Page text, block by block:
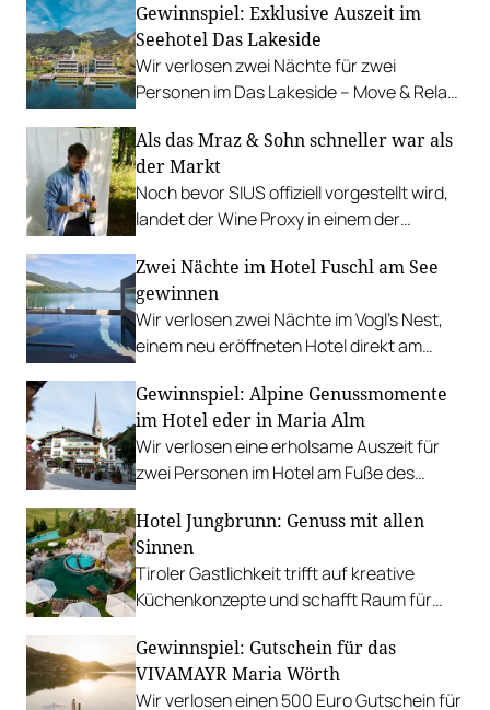
Gewinnspiel: Exklusive Auszeit im
Seehotel Das Lakeside
Wir verlosen zwei Nächte für zwei
Personen im Das Lakeside – Move & Relax
Als das Mraz & Sohn schneller war als
der Markt
Noch bevor SIUS offiziell vorgestellt wird,
landet der Wine Proxy in einem der
Österreichs. Ein Zufall. Und irgendwie
auch keiner.
Zwei Nächte im Hotel Fuschl am See
gewinnen
Wir verlosen zwei Nächte im Vogl’s Nest,
einem neu eröffneten Hotel direkt am
Gewinnspiel: Alpine Genussmomente
im Hotel eder in Maria Alm
Wir verlosen eine erholsame Auszeit für
zwei Personen im Hotel am Fuße des
Hotel Jungbrunn: Genuss mit allen
Sinnen
Tiroler Gastlichkeit trifft auf kreative
Küchenkonzepte und schafft Raum für
Gewinnen Sie eine Auszeit in Tannheim.
Gewinnspiel: Gutschein für das
VIVAMAYR Maria Wörth
Wir verlosen einen 500 Euro Gutschein für